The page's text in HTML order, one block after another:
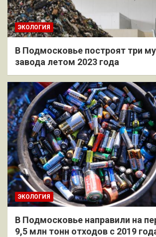
ЭКОЛОГИЯ
В Подмосковье построят три
завода летом 2023 года
ЭКОЛОГИЯ
В Подмосковье направили на
9,5 млн тонн отходов с 2019